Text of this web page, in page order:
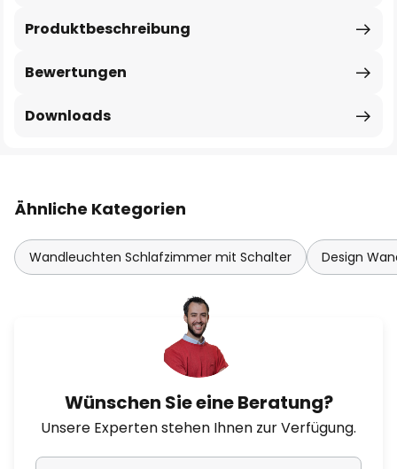
Produktbeschreibung
Bewertungen
Downloads
Ähnliche Kategorien
Wandleuchten Schlafzimmer mit Schalter Design
Wünschen Sie eine Beratung?
Unsere Experten stehen Ihnen zur Verfügung.